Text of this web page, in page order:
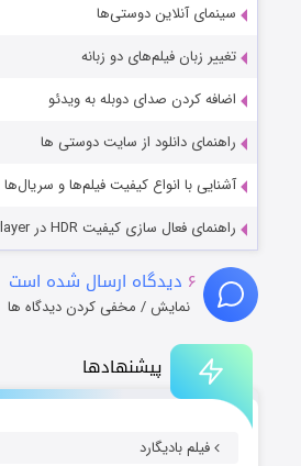
پیشنهادها
فیلم بادیگارد
سینمای آنلاین دوستی‌ها
تغییر زبان فیلم‌های دو زبانه
اضافه کردن صدای دوبله به ویدئو
راهنمای دانلود از سایت دوستی ها
آشنایی با انواع کیفیت فیلم‌ها و سریال‌ها
راهنمای فعال سازی کیفیت HDR در PotPlayer
۶ دیدگاه ارسال شده است
نمایش / مخفی کردن دیدگاه ها